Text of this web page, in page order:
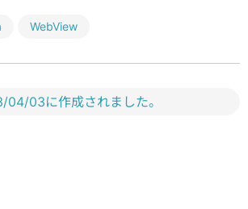
WebView
04/03に作成されました。